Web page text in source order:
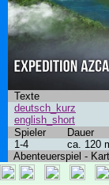
Texte
deutsch_kurz
english_short
Spieler
Dauer
1-4
ca. 120
Abenteuerspiel -